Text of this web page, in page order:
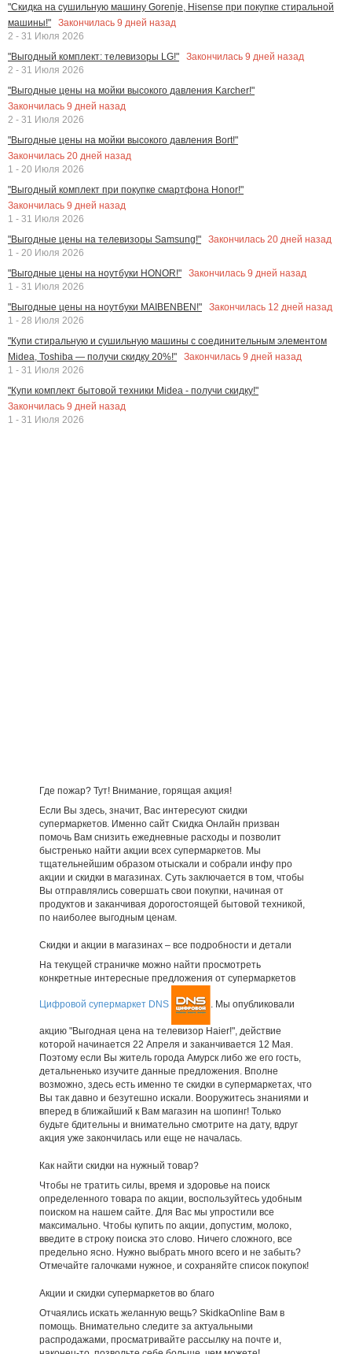
"Скидка на сушильную машину Gorenje, Hisense при покупке стиральной
машины!"
Закончилась 9 дней назад
2 - 31 Июля 2026
"Выгодный комплект: телевизоры LG!"
Закончилась 9 дней назад
2 - 31 Июля 2026
"Выгодные цены на мойки высокого давления Karcher!"
Закончилась 9 дней назад
2 - 31 Июля 2026
"Выгодные цены на мойки высокого давления Bort!"
Закончилась 20 дней назад
1 - 20 Июля 2026
"Выгодный комплект при покупке смартфона Honor!"
Закончилась 9 дней назад
1 - 31 Июля 2026
"Выгодные цены на телевизоры Samsung!"
Закончилась 20 дней назад
1 - 20 Июля 2026
"Выгодные цены на ноутбуки HONOR!"
Закончилась 9 дней назад
1 - 31 Июля 2026
"Выгодные цены на ноутбуки MAIBENBEN!"
Закончилась 12 дней назад
1 - 28 Июля 2026
"Купи стиральную и сушильную машины с соединительным элементом
Midea, Toshiba — получи скидку 20%!"
Закончилась 9 дней назад
1 - 31 Июля 2026
"Купи комплект бытовой техники Midea - получи скидку!"
Закончилась 9 дней назад
1 - 31 Июля 2026
Где пожар? Тут! Внимание, горящая акция!
Если Вы здесь, значит, Вас интересуют скидки
супермаркетов. Именно сайт Скидка Онлайн призван
помочь Вам снизить ежедневные расходы и позволит
быстренько найти акции всех супермаркетов. Мы
тщательнейшим образом отыскали и собрали инфу про
акции и скидки в магазинах. Суть заключается в том, чтобы
Вы отправлялись совершать свои покупки, начиная от
продуктов и заканчивая дорогостоящей бытовой техникой,
по наиболее выгодным ценам.
Скидки и акции в магазинах – все подробности и детали
На текущей страничке можно найти просмотреть
конкретные интересные предложения от супермаркетов
Цифровой супермаркет DNS . Мы опубликовали
акцию "Выгодная цена на телевизор Haier!", действие
которой начинается 22 Апреля и заканчивается 12 Мая.
Поэтому если Вы житель города Амурск либо же его гость,
детальненько изучите данные предложения. Вполне
возможно, здесь есть именно те скидки в супермаркетах, что
Вы так давно и безутешно искали. Вооружитесь знаниями и
вперед в ближайший к Вам магазин на шопинг! Только
будьте бдительны и внимательно смотрите на дату, вдруг
акция уже закончилась или еще не началась.
Как найти скидки на нужный товар?
Чтобы не тратить силы, время и здоровье на поиск
определенного товара по акции, воспользуйтесь удобным
поиском на нашем сайте. Для Вас мы упростили все
максимально. Чтобы купить по акции, допустим, молоко,
введите в строку поиска это слово. Ничего сложного, все
предельно ясно. Нужно выбрать много всего и не забыть?
Отмечайте галочками нужное, и сохраняйте список покупок!
Акции и скидки супермаркетов во благо
Отчаялись искать желанную вещь? SkidkaOnline Вам в
помощь. Внимательно следите за актуальными
распродажами, просматривайте рассылку на почте и,